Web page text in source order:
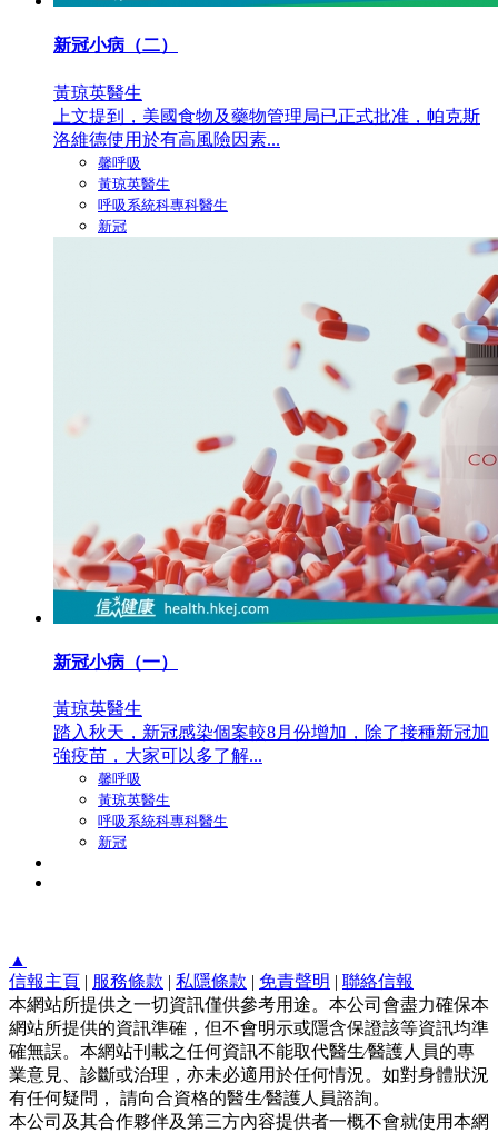
新冠小病（二）
黃琼英醫生
上文提到，美國食物及藥物管理局已正式批准，帕克斯
洛維德使用於有高風險因素...
馨呼吸
黃琼英醫生
呼吸系統科專科醫生
新冠
新冠小病（一）
黃琼英醫生
踏入秋天，新冠感染個案較8月份增加，除了接種新冠加
強疫苗，大家可以多了解...
馨呼吸
黃琼英醫生
呼吸系統科專科醫生
新冠
▲
信報主頁 | 服務條款 | 私隱條款 | 免責聲明 | 聯絡信報
本網站所提供之一切資訊僅供參考用途。本公司會盡力確保本
網站所提供的資訊準確，但不會明示或隱含保證該等資訊均準
確無誤。本網站刊載之任何資訊不能取代醫生∕醫護人員的專
業意見、診斷或治理，亦未必適用於任何情況。如對身體狀況
有任何疑問， 請向合資格的醫生∕醫護人員諮詢。
本公司及其合作夥伴及第三方內容提供者一概不會就使用本網